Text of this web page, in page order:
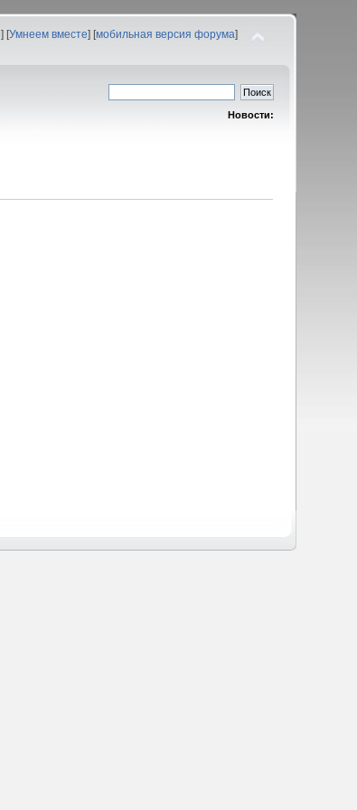
] [Умнеем вместе] [мобильная версия форума]
Новости: